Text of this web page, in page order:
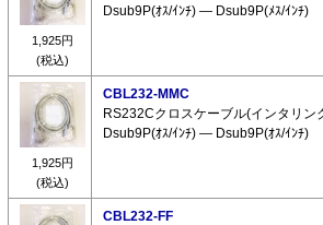
1,925円
(税込)
Dsub9P(ｵｽ/ｲﾝﾁ) ― Dsub9P(ﾒｽ/ｲﾝﾁ)
1,925円
(税込)
CBL232-MMC
RS232Cクロスケーブル(インタリ
Dsub9P(ｵｽ/ｲﾝﾁ) ― Dsub9P(ｵｽ/ｲﾝﾁ)
CBL232-FF